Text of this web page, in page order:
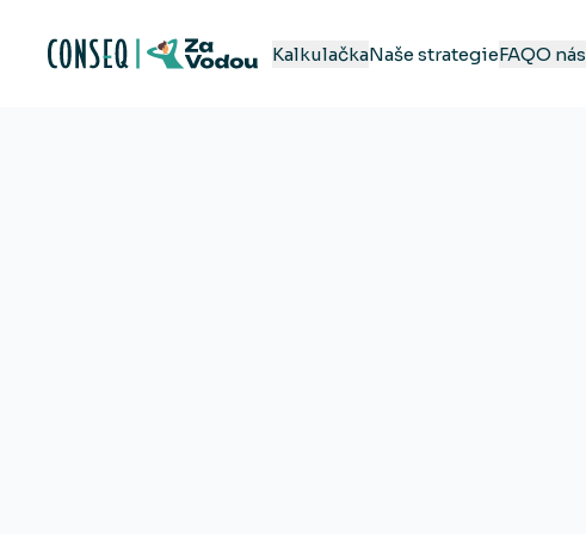
KalkulačkaNaše strategieFAQO nás